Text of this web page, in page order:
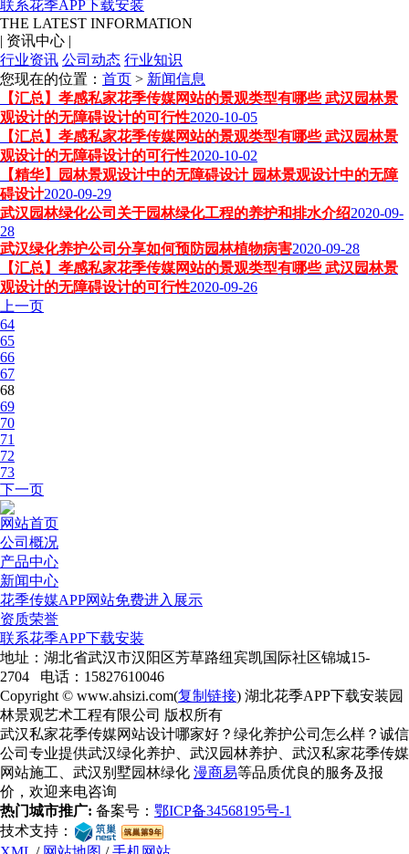
联系花季APP下载安装
THE LATEST INFORMATION
| 资讯中心 |
行业资讯 公司动态 行业知识
您现在的位置： 首页 > 新闻信息
【汇总】孝感私家花季传媒网站的景观类型有哪些 武汉园林景
观设计的无障碍设计的可行性2020-10-05
【汇总】孝感私家花季传媒网站的景观类型有哪些 武汉园林景
观设计的无障碍设计的可行性2020-10-02
【精华】园林景观设计中的无障碍设计 园林景观设计中的无障
碍设计2020-09-29
武汉园林绿化公司关于园林绿化工程的养护和排水介绍2020-09-
28
武汉绿化养护公司分享如何预防园林植物病害2020-09-28
【汇总】孝感私家花季传媒网站的景观类型有哪些 武汉园林景
观设计的无障碍设计的可行性2020-09-26
上一页
64
65
66
67
68
69
70
71
72
73
下一页
网站首页
公司概况
产品中心
新闻中心
花季传媒APP网站免费进入展示
资质荣誉
联系花季APP下载安装
地址：湖北省武汉市汉阳区芳草路纽宾凯国际社区锦城15-
2704 电话：15827610046
Copyright © www.ahsizi.com(复制链接) 湖北花季APP下载安装园
林景观艺术工程有限公司 版权所有
武汉私家花季传媒网站设计哪家好？绿化养护公司怎么样？诚信
公司专业提供武汉绿化养护、武汉园林养护、武汉私家花季传媒
网站施工、武汉别墅园林绿化 漫商易等品质优良的服务及报
价，欢迎来电咨询
热门城市推广: 备案号： 鄂ICP备34568195号-1
技术支持：